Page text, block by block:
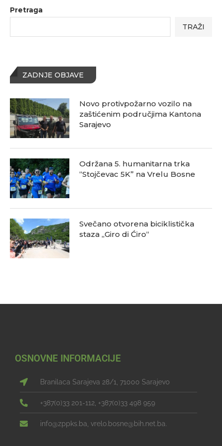
Pretraga
TRAŽI
ZADNJE OBJAVE
Novo protivpožarno vozilo na
zaštićenim područjima Kantona
Sarajevo
Održana 5. humanitarna trka
“Stojčevac 5K” na Vrelu Bosne
Svečano otvorena biciklistička
staza „Giro di Ćiro“
OSNOVNE INFORMACIJE
Branilaca Sarajeva 28/1, 71000 Sarajevo
+387(0)33 201-112, +387(0)33 498 959
info@zppks.ba, vrelo.bosne@bih.net.ba.